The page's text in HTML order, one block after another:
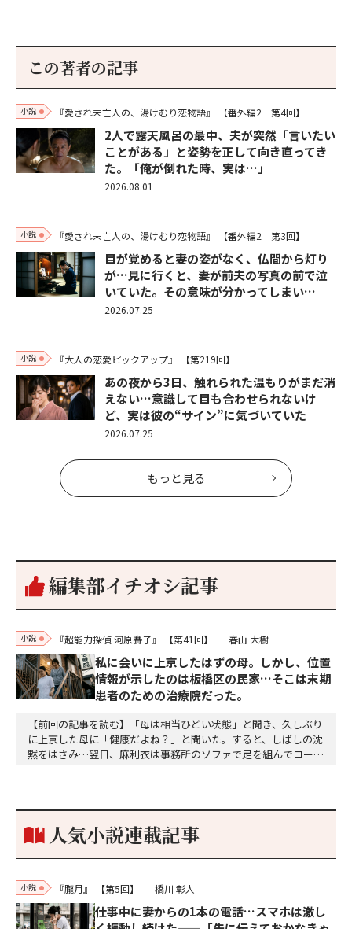
この著者の記事
小説 『愛され未亡人の、湯けむり恋物語』 【番外編2 第4回】
2人で露天風呂の最中、夫が突然「言いたい
ことがある」と姿勢を正して向き直ってき
た。「俺が倒れた時、実は…」
2026.08.01
小説 『愛され未亡人の、湯けむり恋物語』 【番外編2 第3回】
目が覚めると妻の姿がなく、仏間から灯り
が…見に行くと、妻が前夫の写真の前で泣
いていた。その意味が分かってしまい…
2026.07.25
小説 『大人の恋愛ピックアップ』 【第219回】
あの夜から3日、触れられた温もりがまだ消
えない…意識して目も合わせられないけ
ど、実は彼の“サイン”に気づいていた
2026.07.25
もっと見る
編集部イチオシ記事
小説 『超能力探偵 河原賽子』 【第41回】 春山 大樹
私に会いに上京したはずの母。しかし、位置
情報が示したのは板橋区の民家…そこは末期
患者のための治療院だった。
【前回の記事を読む】「母は相当ひどい状態」と聞き、久しぶり
に上京した母に「健康だよね？」と聞いた。すると、しばしの沈
黙をはさみ…翌日、麻利衣は事務所のソファで足を組んでコーヒ
個のサイコロが握られていた。「やはり私はあなたの超…
人気小説連載記事
小説 『朧月』 【第5回】 橋川 彰人
仕事中に妻からの1本の電話…スマホは激し